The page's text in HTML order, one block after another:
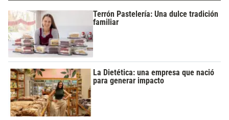
Terrón Pastelería: Una dulce tradición
familiar
La Dietética: una empresa que nació
para generar impacto